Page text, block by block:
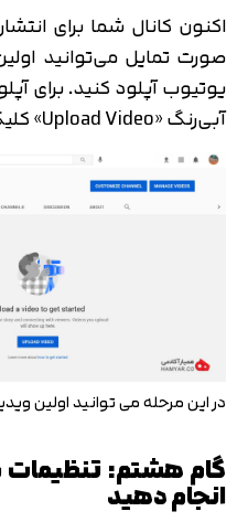
اکنون کانال شما برای
صورت تمایل می‌توانید
یوتیوب آپلود کنید. برای
آبی‌رنگ «Upload Video» کلیک کنید.
در این مرحله می توانید اولین
گام هشتم: تنظیمات
انجام دهید